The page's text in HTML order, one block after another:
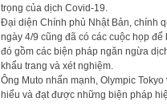
trọng của dịch Covid-19.
Đại diện Chính phủ Nhật Bản, chính
ngày 4/9 cũng đã có các cuộc họp
đó gồm các biện pháp ngăn ngừa
khẩu trang và xét nghiệm.
Ông Muto nhấn mạnh, Olympic
hiểu và đạt được những biện pháp